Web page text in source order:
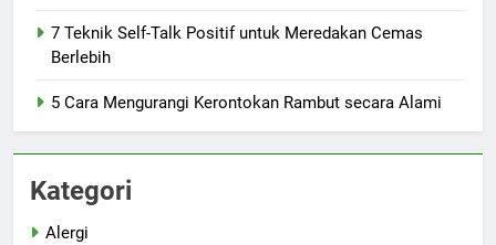
7 Teknik Self-Talk Positif untuk Meredakan Cemas
Berlebih
5 Cara Mengurangi Kerontokan Rambut secara Alami
Kategori
Alergi